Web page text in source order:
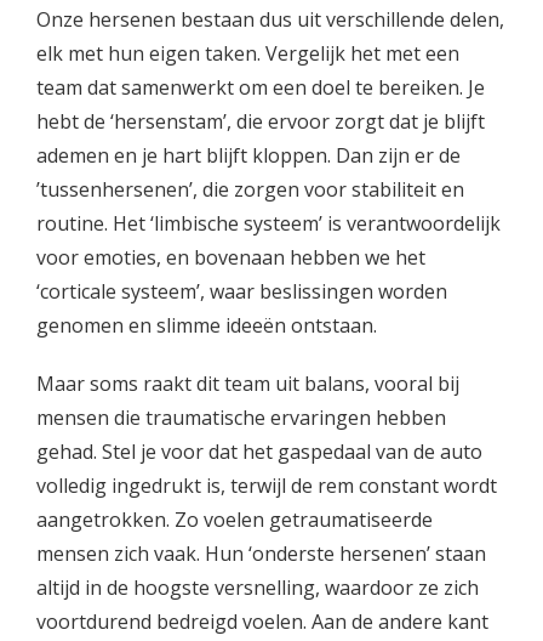
Onze hersenen bestaan dus uit verschillende delen,
elk met hun eigen taken. Vergelijk het met een
team dat samenwerkt om een doel te bereiken. Je
hebt de ‘hersenstam’, die ervoor zorgt dat je blijft
ademen en je hart blijft kloppen. Dan zijn er de
’tussenhersenen’, die zorgen voor stabiliteit en
routine. Het ‘limbische systeem’ is verantwoordelijk
voor emoties, en bovenaan hebben we het
‘corticale systeem’, waar beslissingen worden
genomen en slimme ideeën ontstaan.
Maar soms raakt dit team uit balans, vooral bij
mensen die traumatische ervaringen hebben
gehad. Stel je voor dat het gaspedaal van de auto
volledig ingedrukt is, terwijl de rem constant wordt
aangetrokken. Zo voelen getraumatiseerde
mensen zich vaak. Hun ‘onderste hersenen’ staan
altijd in de hoogste versnelling, waardoor ze zich
voortdurend bedreigd voelen. Aan de andere kant